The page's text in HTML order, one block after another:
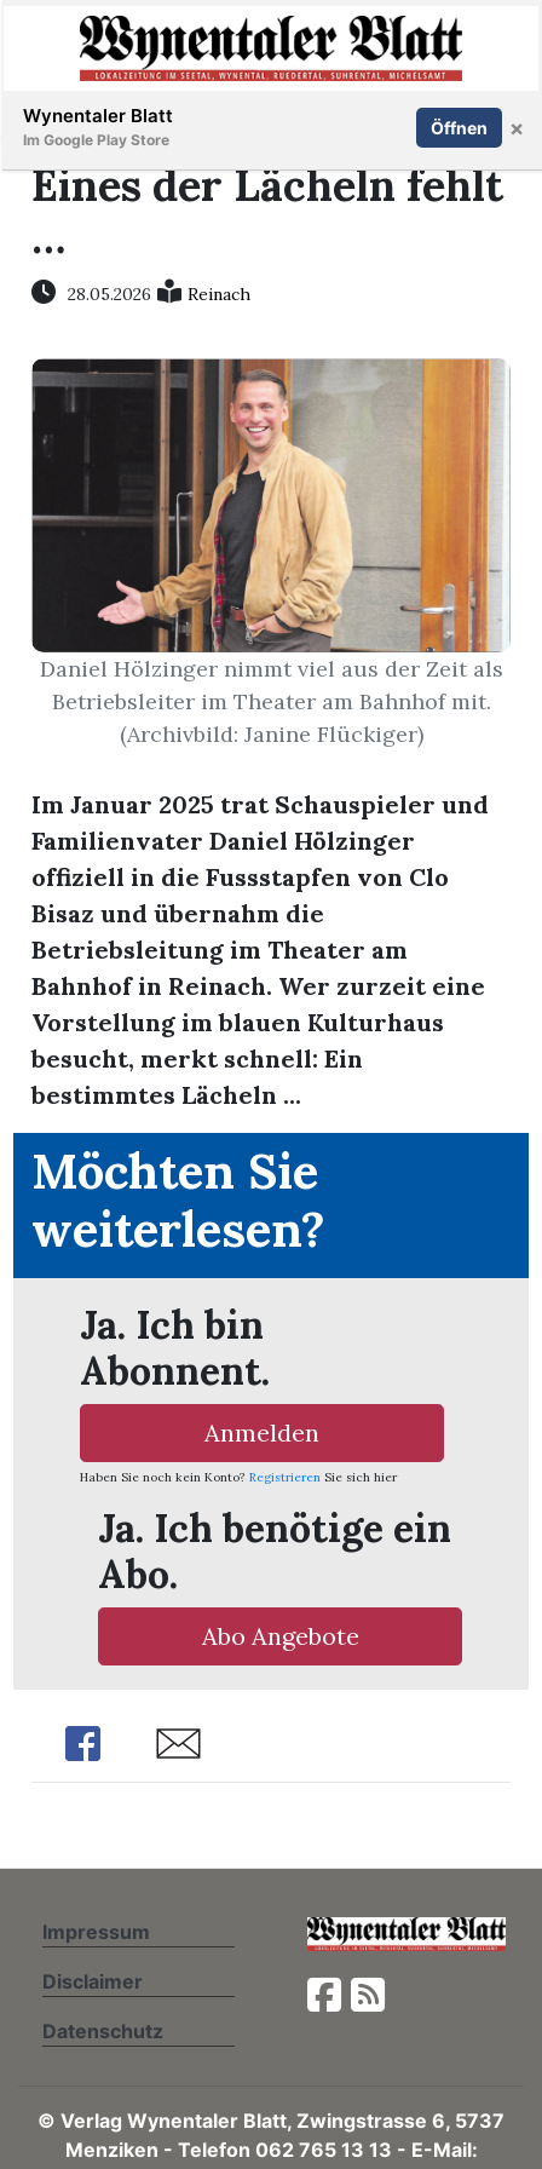
Immobilien
Veranstaltungen
Stellen
E-
Paper
App
Abonnieren Anmelden
Eines der Lächeln fehlt
…
28.05.2026 Reinach
Daniel Hölzinger nimmt viel aus der Zeit als
Betriebsleiter im Theater am Bahnhof mit.
(Archivbild: Janine Flückiger)
Im Januar 2025 trat Schauspieler und
Familienvater Daniel Hölzinger
offiziell in die Fussstapfen von Clo
Bisaz und übernahm die
Betriebsleitung im Theater am
Bahnhof in Reinach. Wer zurzeit eine
Vorstellung im blauen Kulturhaus
besucht, merkt schnell: Ein
bestimmtes Lächeln ...
Möchten Sie
weiterlesen?
Ja. Ich bin
Abonnent.
Anmelden
Haben Sie noch kein Konto? Registrieren Sie sich hier
Ja. Ich benötige ein
Abo.
Abo Angebote
Share Share
Impressum
Disclaimer
Datenschutz
© Verlag Wynentaler Blatt, Zwingstrasse 6, 5737
Menziken - Telefon 062 765 13 13 - E-Mail:
Wynentaler Blatt
Im Google Play Store
Öffnen ×